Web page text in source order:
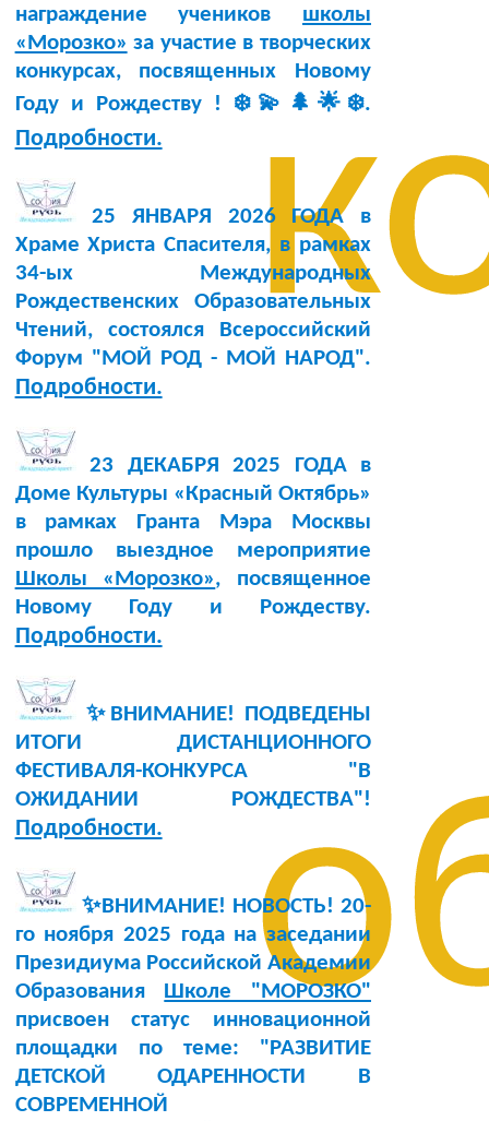
награждение учеников школы
«Морозко» за участие в творческих
конкурсах, посвященных Новому
Году и Рождеству ! ❄️💫🌲🌟❄️.
Подробности.
25 ЯНВАРЯ 2026 ГОДА в
Храме Христа Спасителя, в рамках
34-ых Международных
Рождественских Образовательных
Чтений, состоялся Всероссийский
Форум "МОЙ РОД - МОЙ НАРОД".
Подробности.
23 ДЕКАБРЯ 2025 ГОДА в
Доме Культуры «Красный Октябрь»
в рамках Гранта Мэра Москвы
прошло выездное мероприятие
Школы «Морозко», посвященное
Новому Году и Рождеству.
Подробности.
✨ВНИМАНИЕ! ПОДВЕДЕНЫ
ИТОГИ ДИСТАНЦИОННОГО
ФЕСТИВАЛЯ-КОНКУРСА "В
ОЖИДАНИИ РОЖДЕСТВА"!
Подробности.
✨ВНИМАНИЕ! НОВОСТЬ! 20-
го ноября 2025 годана заседании
Президиума Российской Академии
Образования Школе "МОРОЗКО"
присвоен статус инновационной
площадки по теме: "РАЗВИТИЕ
ДЕТСКОЙ ОДАРЕННОСТИ В
СОВРЕМЕННОЙ